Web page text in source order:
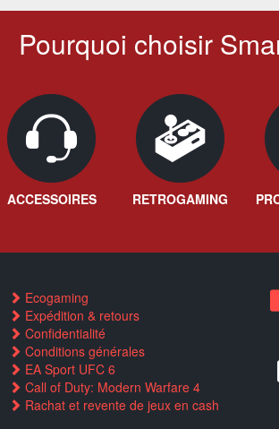
Pourquoi choisir
ACCESSOIRES RETROGAMING
Ecogaming
Expédition & retours
Confidentialité
Conditions générales
EA Sport UFC 6
Call of Duty: Modern Warfare 4
Rachat et revente de jeux en cash